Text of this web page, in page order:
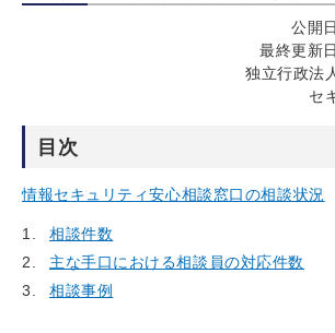
公開
最終更新
独立行政法
セ
目次
情報セキュリティ安心相談窓口の相談状況
相談件数
主な手口における相談員の対応件数
相談事例